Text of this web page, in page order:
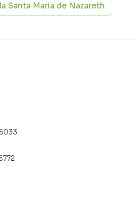
Santa Maria de Nazareth